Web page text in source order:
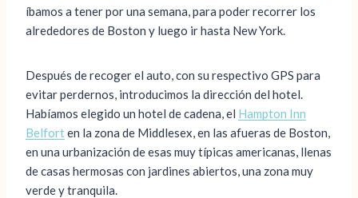
íbamos a tener por una semana, para poder recorrer los
alrededores de Boston y luego ir hasta New York.
Después de recoger el auto, con su respectivo GPS para
evitar perdernos, introducimos la dirección del hotel.
Habíamos elegido un hotel de cadena, el Hampton Inn
Belforten la zona de Middlesex, en las afueras de Boston,
en una urbanización de esas muy típicas americanas, llenas
de casas hermosas con jardines abiertos, una zona muy
verde y tranquila.